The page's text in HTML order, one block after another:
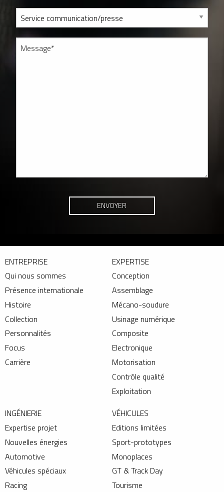
ENTREPRISE
Qui nous sommes
Présence internationale
Histoire
Collection
Personnalités
Focus
Carrière
EXPERTISE
Conception
Assemblage
Mécano-soudure
Usinage numérique
Composite
Electronique
Motorisation
Contrôle qualité
Exploitation
INGÉNIERIE
Expertise projet
Nouvelles énergies
Automotive
Véhicules spéciaux
Racing
VÉHICULES
Editions limitées
Sport-prototypes
Monoplaces
GT & Track Day
Tourisme